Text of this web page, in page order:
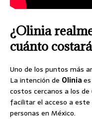
¿Olinia
cuánto
Uno de los puntos más
La intención de Olinia
costos cercanos a los
facilitar el acceso a
personas en México.